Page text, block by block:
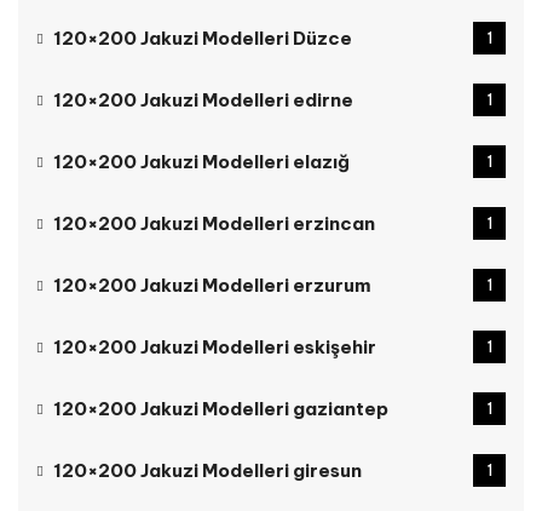
120×200 Jakuzi Modelleri Düzce 1
120×200 Jakuzi Modelleri edirne 1
120×200 Jakuzi Modelleri elazığ 1
120×200 Jakuzi Modelleri erzincan 1
120×200 Jakuzi Modelleri erzurum 1
120×200 Jakuzi Modelleri eskişehir 1
120×200 Jakuzi Modelleri gaziantep 1
120×200 Jakuzi Modelleri giresun 1